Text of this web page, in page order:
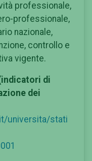
professionale,
professionale,
nazionale,
controllo e
vigente.
di
dei
universita/stati